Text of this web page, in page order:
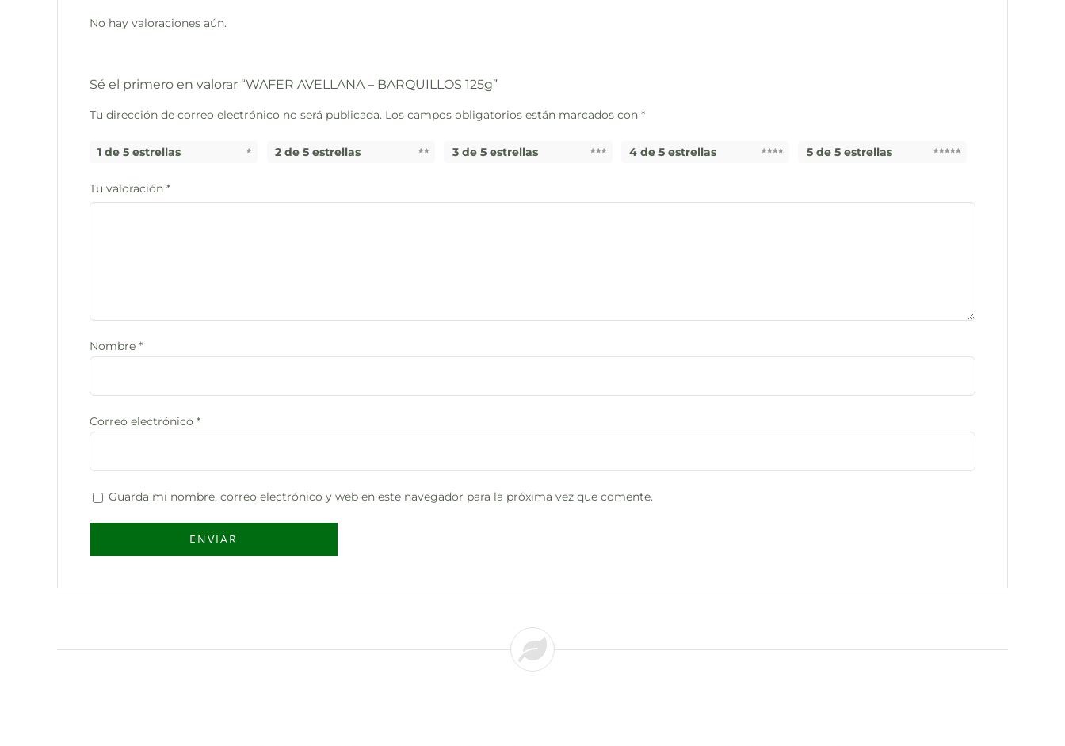
No hay valoraciones aún.
Sé el primero en valorar “WAFER AVELLANA – BARQUILLOS 125g”
Tu dirección de correo electrónico no será publicada. Los campos obligatorios están marcados con *
1 de 5 estrellas 2 de 5 estrellas 3 de 5 estrellas 4 de 5 estrellas 5 de 5 estrellas
Tu valoración *
Nombre *
Correo electrónico *
Guarda mi nombre, correo electrónico y web en este navegador para la próxima vez que comente.